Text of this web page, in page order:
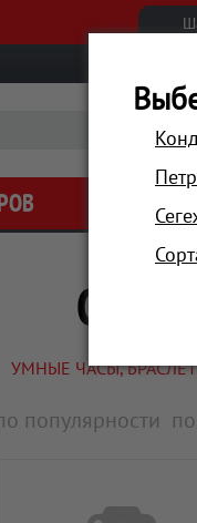
АКЦИИ
УМНЫЕ ЧАСЫ,
популярности